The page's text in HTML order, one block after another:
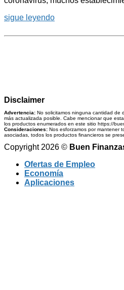
sigue leyendo
Disclaimer
Advertencia: No solicitamos ninguna cantidad de
más actualizada posible. Cabe mencionar que
los productos enumerados en este sitio https://
Consideraciones: Nos esforzamos por mantener
asociadas, todos los productos financieros se
Copyright 2026 © Buen
Ofertas de Empleo
Economía
Aplicaciones